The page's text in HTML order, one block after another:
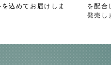
込めてお届けしま
を配合
発売し